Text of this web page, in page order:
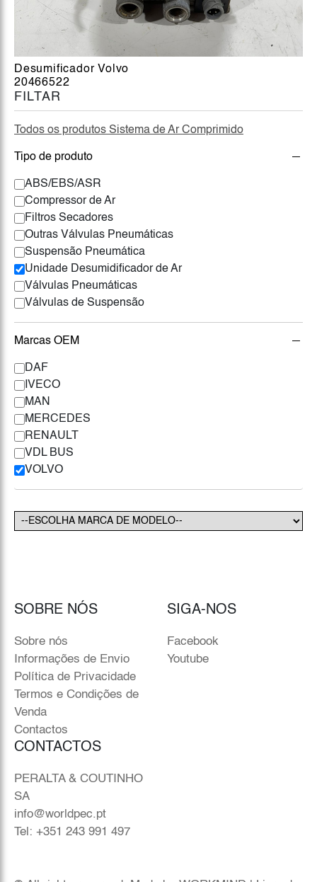
FILTAR
Todos os produtos Sistema de Ar Comprimido
Tipo de produto
ABS/EBS/ASR
Compressor de Ar
Filtros Secadores
Outras Válvulas Pneumáticas
Suspensão Pneumática
Unidade Desumidificador de Ar
Válvulas Pneumáticas
Válvulas de Suspensão
Marcas OEM
DAF
IVECO
MAN
MERCEDES
RENAULT
VDL BUS
VOLVO
Desumificador Volvo
20466522
SOBRE NÓS
Sobre nós
Informações de Envio
Política de Privacidade
Termos e Condições de
Venda
Contactos
SIGA-NOS
Facebook
Youtube
CONTACTOS
PERALTA & COUTINHO
SA
info@worldpec.pt
Tel: +351 243 991 497